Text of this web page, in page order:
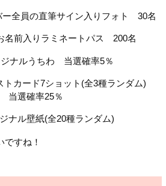
ー全員の直筆サイン入りフォト 30名
名前入りラミネートパス 200名
ナルうちわ 当選確率5％
トカード7ショット(全3種ランダム)
当選確率25％
ナル壁紙(全20種ランダム)
すね！